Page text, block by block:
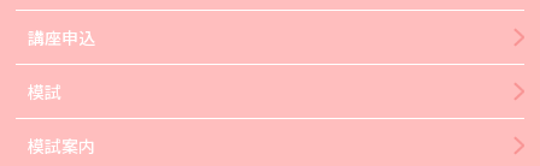
講座申込
模試
模試案内